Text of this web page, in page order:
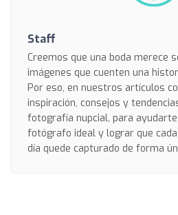
Staff
Creemos que una boda merece
imágenes que cuenten una
Por eso, en nuestros artículos
inspiración, consejos y
fotografía nupcial, para
fotógrafo ideal y lograr que
día quede capturado de forma